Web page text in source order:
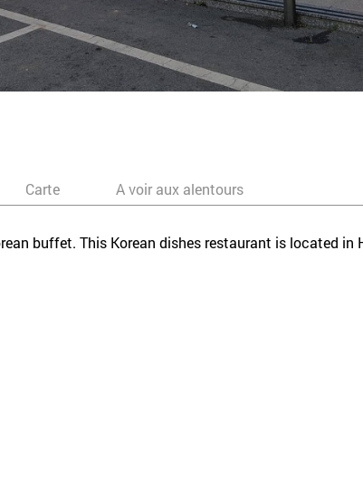
Carte A voir aux alentours
buffet. This Korean dishes restaurant is located in